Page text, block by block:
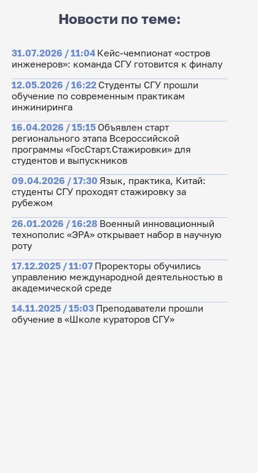
Новости по теме:
31.07.2026 / 11:04 Кейс-чемпионат «остров
инженеров»: команда СГУ готовится к финалу
12.05.2026 / 16:22 Студенты СГУ прошли
обучение по современным практикам
инжиниринга
16.04.2026 / 15:15 Объявлен старт
регионального этапа Всероссийской
программы «ГосСтарт.Стажировки» для
студентов и выпускников
09.04.2026 / 17:30 Язык, практика, Китай:
студенты СГУ проходят стажировку за
рубежом
26.01.2026 / 16:28 Военный инновационный
технополис «ЭРА» открывает набор в научную
роту
17.12.2025 / 11:07 Проректоры обучились
управлению международной деятельностью в
академической среде
14.11.2025 / 15:03 Преподаватели прошли
обучение в «Школе кураторов СГУ»